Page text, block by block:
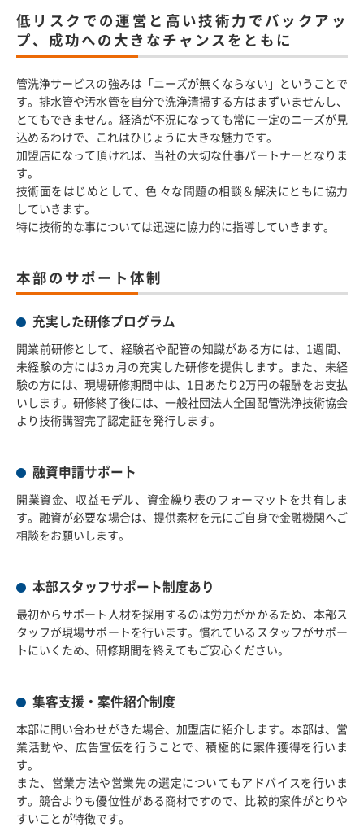
低リスクでの運営と高い技術力でバックアッ
プ、成功への大きなチャンスをともに
管洗浄サービスの強みは「ニーズが無くならない」ということで
す。排水管や汚水管を自分で洗浄清掃する方はまずいませんし、
とてもできません。経済が不況になっても常に一定のニーズが見
込めるわけで、これはひじょうに大きな魅力です。
加盟店になって頂ければ、当社の大切な仕事パートナーとなりま
す。
技術面をはじめとして、色 々な問題の相談＆解決にともに協力
していきます。
特に技術的な事については迅速に協力的に指導していきます。
本部のサポート体制
充実した研修プログラム
開業前研修として、経験者や配管の知識がある方には、1週間、
未経験の方には3ヵ月の充実した研修を提供します。また、未経
験の方には、現場研修期間中は、1日あたり2万円の報酬をお支払
いします。研修終了後には、一般社団法人全国配管洗浄技術協会
より技術講習完了認定証を発行します。
融資申請サポート
開業資金、収益モデル、資金繰り表のフォーマットを共有しま
す。融資が必要な場合は、提供素材を元にご自身で金融機関へご
相談をお願いします。
本部スタッフサポート制度あり
最初からサポート人材を採用するのは労力がかかるため、本部ス
タッフが現場サポートを行います。慣れているスタッフがサポー
トにいくため、研修期間を終えてもご安心ください。
集客支援・案件紹介制度
本部に問い合わせがきた場合、加盟店に紹介します。本部は、営
業活動や、広告宣伝を行うことで、積極的に案件獲得を行いま
す。
また、営業方法や営業先の選定についてもアドバイスを行いま
す。競合よりも優位性がある商材ですので、比較的案件がとりや
すいことが特徴です。